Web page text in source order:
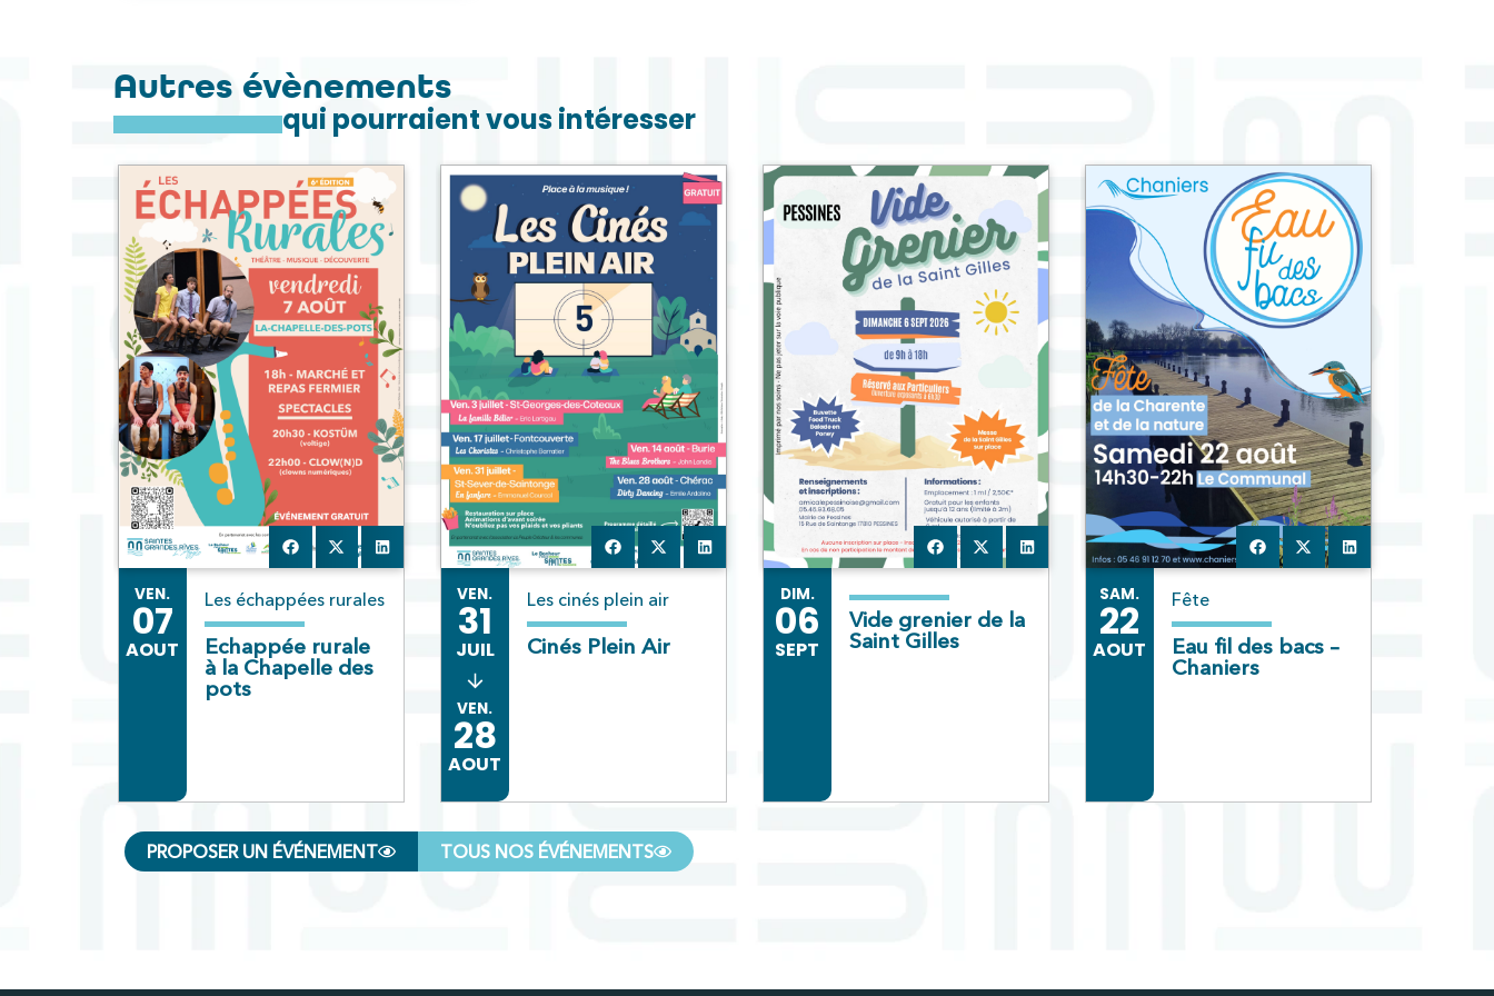
Autres évènements
qui pourraient vous intéresser
VEN.
07
AOUT
Les échappées rurales
Echappée rurale
à la Chapelle des
pots
VEN.
31
JUIL
VEN.
28
AOUT
Les cinés plein air
Cinés Plein Air
DIM.
06
SEPT
Vide grenier de la
Saint Gilles
SAM.
22
AOUT
Fête
Eau fil des bacs –
Chaniers
PROPOSER UN ÉVÉNEMENT TOUS NOS ÉVÉNEMENTS